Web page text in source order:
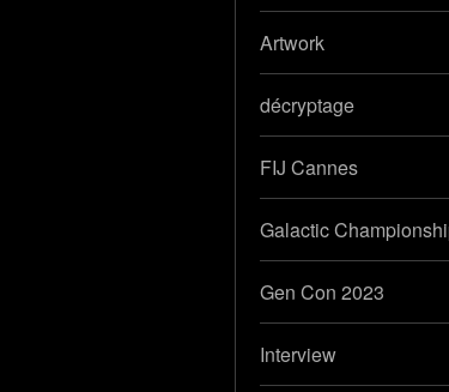
Artwork
décryptage
FIJ Cannes
Galactic
Gen Con 2023
Interview